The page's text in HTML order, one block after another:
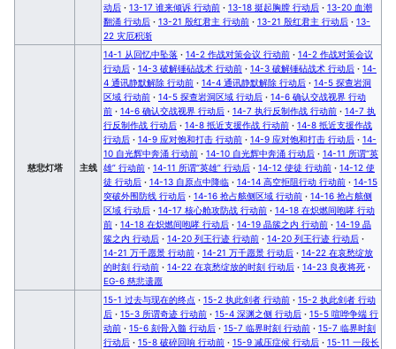
动后 · 13-17 谁来倾诉 行动前 · 13-18 挺起胸膛 行动后 · 13-20 血潮
翻涌 行动后 · 13-21 殷红君主 行动前 · 13-21 殷红君主 行动后 · 13-
22 灾厄积渐
慈悲灯塔 主线
14-1 从回忆中坠落 · 14-2 作战对策会议 行动前 · 14-2 作战对策会议
行动后 · 14-3 破解锤砧战术 行动前 · 14-3 破解锤砧战术 行动后 · 14-
4 通讯静默解除 行动前 · 14-4 通讯静默解除 行动后 · 14-5 探查岩洞
区域 行动前 · 14-5 探查岩洞区域 行动后 · 14-6 确认交战视界 行动
前 · 14-6 确认交战视界 行动后 · 14-7 执行反制作战 行动前 · 14-7 执
行反制作战 行动后 · 14-8 抵近支援作战 行动前 · 14-8 抵近支援作战
行动后 · 14-9 应对饱和打击 行动前 · 14-9 应对饱和打击 行动后 · 14-
10 自光辉中奔涌 行动前 · 14-10 自光辉中奔涌 行动后 · 14-11 所谓“英
雄” 行动前 · 14-11 所谓“英雄” 行动后 · 14-12 使徒 行动前 · 14-12 使
徒 行动后 · 14-13 自原点中降临 · 14-14 高空拒阻行动 行动前 · 14-15
突破外围防线 行动后 · 14-16 抢占舷侧区域 行动前 · 14-16 抢占舷侧
区域 行动后 · 14-17 核心舱攻防战 行动前 · 14-18 在炽燃间咆哮 行动
前 · 14-18 在炽燃间咆哮 行动后 · 14-19 晶簇之内 行动前 · 14-19 晶
簇之内 行动后 · 14-20 列王行迹 行动前 · 14-20 列王行迹 行动后 ·
14-21 万千愿景 行动前 · 14-21 万千愿景 行动后 · 14-22 在哀愁绽放
的时刻 行动前 · 14-22 在哀愁绽放的时刻 行动后 · 14-23 良夜将死 ·
EG-6 慈悲遗愿
15-1 过去与现在的终点 · 15-2 执此剑者 行动前 · 15-2 执此剑者 行动
后 · 15-3 所谓奇迹 行动前 · 15-4 深渊之侧 行动后 · 15-5 喧哗争端 行
动前 · 15-6 刻骨入髓 行动后 · 15-7 临界时刻 行动前 · 15-7 临界时刻
行动后 · 15-8 破碎回响 行动前 · 15-9 减压症候 行动后 · 15-11 一段长